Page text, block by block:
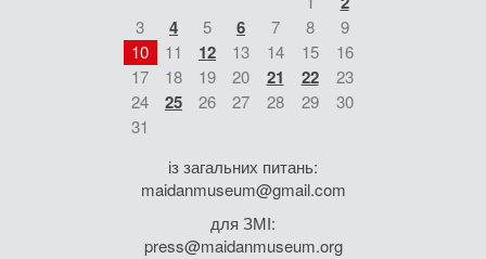
3 4 5 6 7 8
9
10
11 12 13 14 15
16
17
18 19 20 21 22
23
24
25 26 27 28 29
30
31
із загальних питань:
maidanmuseum@gmail.com
для ЗМІ:
press@maidanmuseum.org